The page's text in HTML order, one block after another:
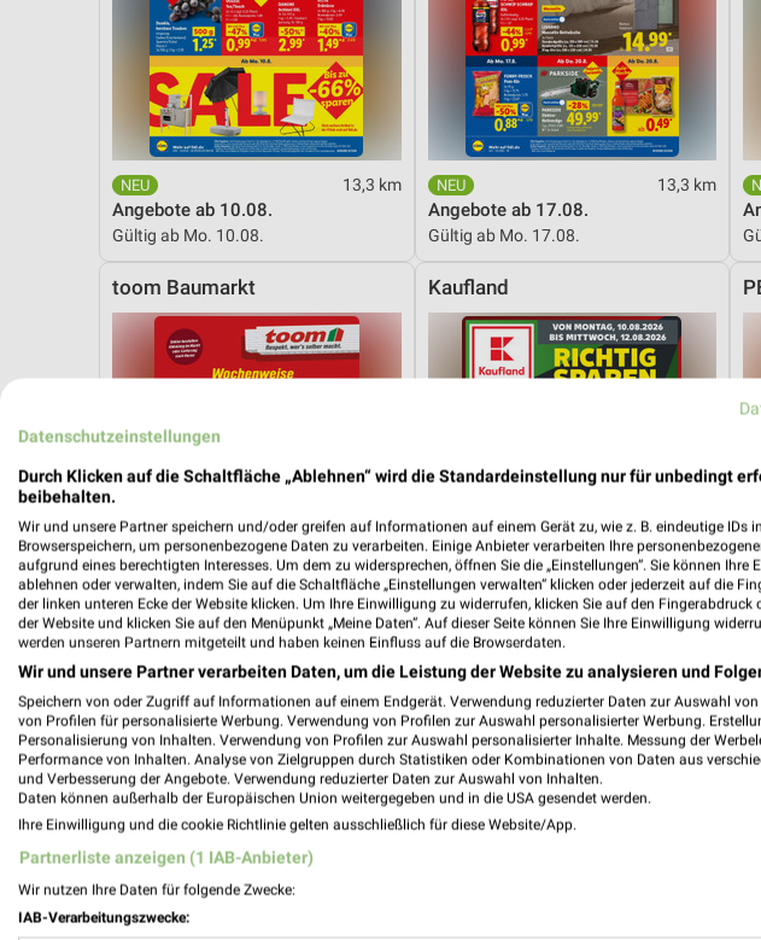
13,3 km
Angebote ab 10.08.
Gültig ab Mo. 10.08.
13,3 km
Angebote ab 17.08.
Gültig ab Mo. 17.08.
toom Baumarkt
15,5 km
Angebote ab 08.08.
Gültig bis Fr. 14.08.
Kaufland
11,4 km
Mo-Mi Angebote ab 10.08.
Gültig ab Mo. 10.08.
Kaufland Thomas Philipps
Datenschutzeinstellungen
Durch Klicken auf die Schaltfläche „Ablehnen“ wird die Standardeinstellung nur für unbedingt
beibehalten.
Wir und unsere Partner speichern und/oder greifen auf Informationen auf einem Gerät zu, wie z. B. eindeutige IDs
Browserspeichern, um personenbezogene Daten zu verarbeiten. Einige Anbieter verarbeiten Ihre
aufgrund eines berechtigten Interesses. Um dem zu widersprechen, öffnen Sie die „Einstellungen“. Sie können Ihre
ablehnen oder verwalten, indem Sie auf die Schaltfläche „Einstellungen verwalten“ klicken oder jederzeit auf die
der linken unteren Ecke der Website klicken. Um Ihre Einwilligung zu widerrufen, klicken Sie auf den Fingerabdruck
der Website und klicken Sie auf den Menüpunkt „Meine Daten“. Auf dieser Seite können Sie Ihre Einwilligung
werden unseren Partnern mitgeteilt und haben keinen Einfluss auf die Browserdaten.
Wir und unsere Partner verarbeiten Daten, um die Leistung der Website zu analysieren und
Speichern von oder Zugriff auf Informationen auf einem Endgerät. Verwendung reduzierter Daten zur Auswahl
von Profilen für personalisierte Werbung. Verwendung von Profilen zur Auswahl personalisierter Werbung.
Personalisierung von Inhalten. Verwendung von Profilen zur Auswahl personalisierter Inhalte. Messung der
Performance von Inhalten. Analyse von Zielgruppen durch Statistiken oder Kombinationen von Daten aus
und Verbesserung der Angebote. Verwendung reduzierter Daten zur Auswahl von Inhalten.
Daten können außerhalb der Europäischen Union weitergegeben und in die USA gesendet werden.
Ihre Einwilligung und die cookie Richtlinie gelten ausschließlich für diese Website/App.
Partnerliste anzeigen (1 IAB-Anbieter)
Wir nutzen Ihre Daten für folgende Zwecke:
IAB-Verarbeitungszwecke: